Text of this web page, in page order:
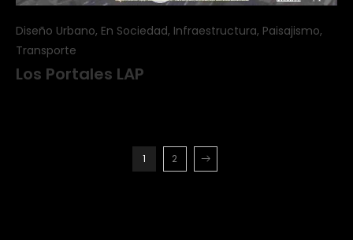
Diseño Urbano, En Sociedad, Infraestructura, Paisajismo,
Transporte
Los Portales LAP
1 2